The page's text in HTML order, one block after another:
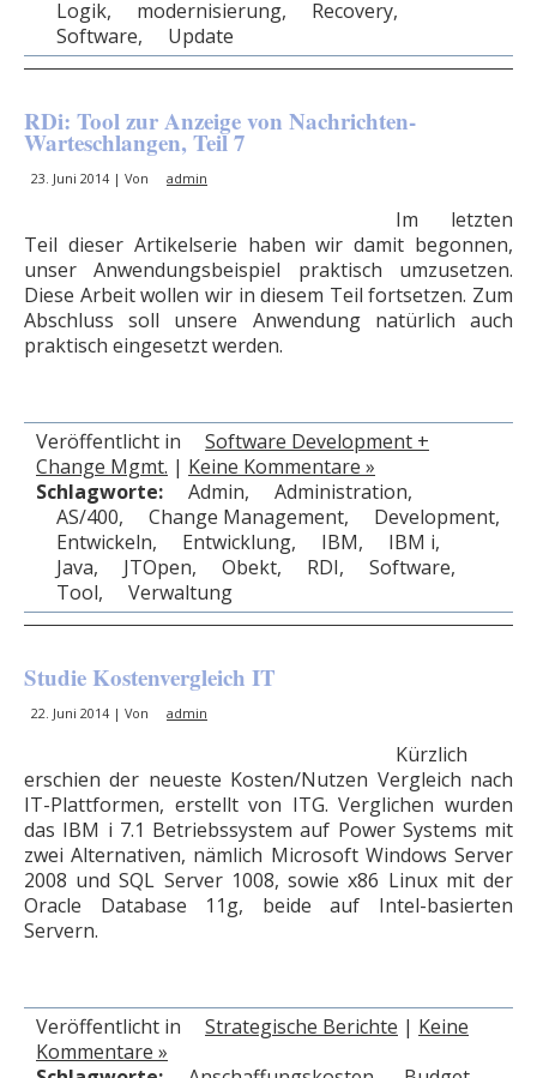
Logik, modernisierung, Recovery,
Software, Update
RDi: Tool zur Anzeige von Nachrichten-
Warteschlangen, Teil 7
23. Juni 2014 | Von admin
Im letzten
Teil dieser Artikelserie haben wir damit begonnen,
unser Anwendungsbeispiel praktisch umzusetzen.
Diese Arbeit wollen wir in diesem Teil fortsetzen. Zum
Abschluss soll unsere Anwendung natürlich auch
praktisch eingesetzt werden.
Veröffentlicht in
Software Development +
Change Mgmt. | Keine Kommentare »
Schlagworte:
Admin, Administration,
AS/400, Change Management, Development,
Entwickeln, Entwicklung, IBM, IBM i,
Java, JTOpen, Obekt, RDI, Software,
Tool, Verwaltung
Studie Kostenvergleich IT
22. Juni 2014 | Von admin
Kürzlich
erschien der neueste Kosten/Nutzen Vergleich nach
IT-Plattformen, erstellt von ITG. Verglichen wurden
das IBM i 7.1 Betriebssystem auf Power Systems mit
zwei Alternativen, nämlich Microsoft Windows Server
2008 und SQL Server 1008, sowie x86 Linux mit der
Oracle Database 11g, beide auf Intel-basierten
Servern.
Veröffentlicht in Strategische Berichte | Keine
Kommentare »